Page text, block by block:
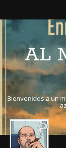
AL
Bienvenidos a un